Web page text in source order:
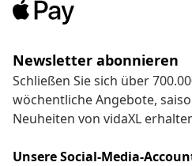
Newsletter abonnieren
Schließen Sie sich über
wöchentliche Angebote,
Neuheiten von vidaXL
Unsere Social-Media-